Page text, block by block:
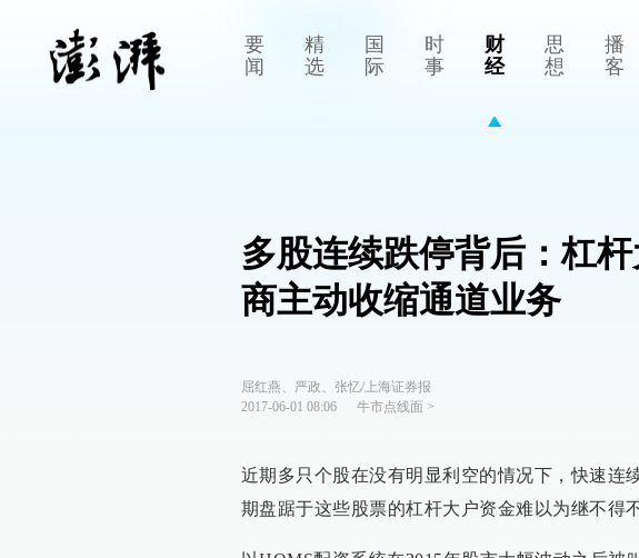
要
闻
精
选
国
际
时
事
财
经
思
想
播
客
多股连续跌停背后：杠
商主动收缩通道业务
屈红燕、严政、张忆/上海证券报
2017-06-01 08:06
牛市点线面 >
近期多只个股在没有明显利空的情况下，快速连
期盘踞于这些股票的杠杆大户资金难以为继不得